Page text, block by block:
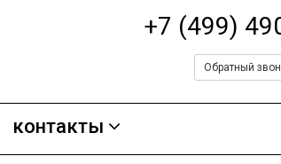
+7 (499)
Обратный
контакты